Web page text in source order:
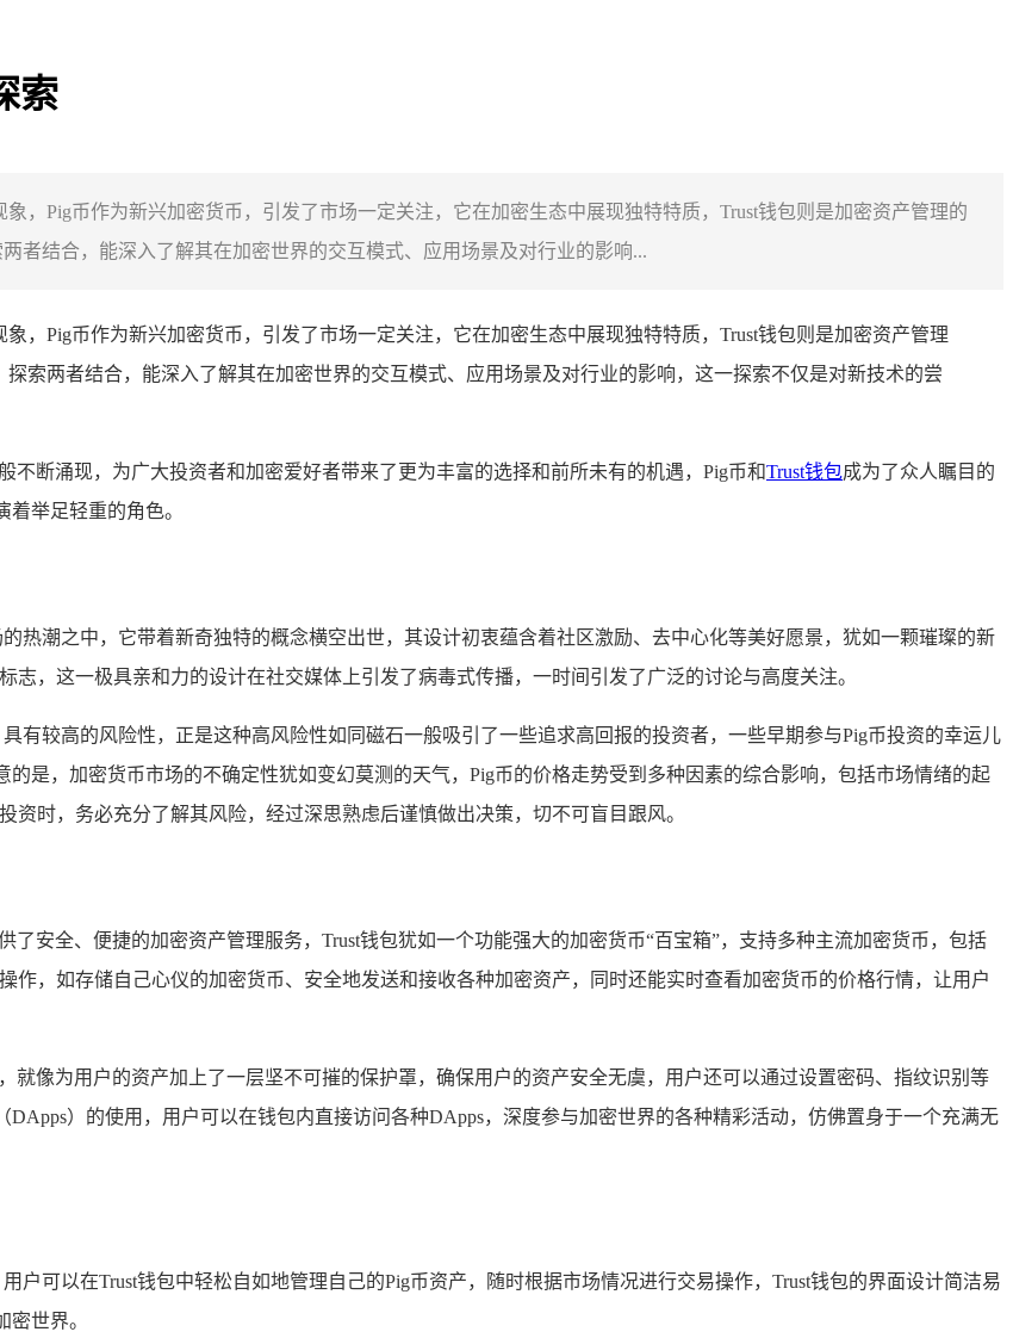
索
，Pig币作为新兴加密货币，引发了市场一定关注，它在加密生态中展现独特特质，Trust钱包则是加密资产管理的
者结合，能深入了解其在加密世界的交互模式、应用场景及对行业的影响...
象，Pig币作为新兴加密货币，引发了市场一定关注，它在加密生态中展现独特特质，Trust钱包则是加密资产管理
索两者结合，能深入了解其在加密世界的交互模式、应用场景及对行业的影响，这一探索不仅是对新技术的尝
断涌现，为广大投资者和加密爱好者带来了更为丰富的选择和前所未有的机遇，Pig币和Trust钱包成为了众人瞩目的
举足轻重的角色。
热潮之中，它带着新奇独特的概念横空出世，其设计初衷蕴含着社区激励、去中心化等美好愿景，犹如一颗璀璨的新
，这一极具亲和力的设计在社交媒体上引发了病毒式传播，一时间引发了广泛的讨论与高度关注。
有较高的风险性，正是这种高风险性如同磁石一般吸引了一些追求高回报的投资者，一些早期参与Pig币投资的幸运儿
是，加密货币市场的不确定性犹如变幻莫测的天气，Pig币的价格走势受到多种因素的综合影响，包括市场情绪的起
时，务必充分了解其风险，经过深思熟虑后谨慎做出决策，切不可盲目跟风。
安全、便捷的加密资产管理服务，Trust钱包犹如一个功能强大的加密货币“百宝箱”，支持多种主流加密货币，包括
作，如存储自己心仪的加密货币、安全地发送和接收各种加密资产，同时还能实时查看加密货币的价格行情，让用户
就像为用户的资产加上了一层坚不可摧的保护罩，确保用户的资产安全无虞，用户还可以通过设置密码、指纹识别等
）的使用，用户可以在钱包内直接访问各种DApps，深度参与加密世界的各种精彩活动，仿佛置身于一个充满无
户可以在Trust钱包中轻松自如地管理自己的Pig币资产，随时根据市场情况进行交易操作，Trust钱包的界面设计简洁易
世界。